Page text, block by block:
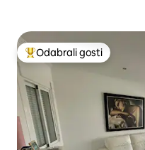
Među najviše
Odabrali gosti